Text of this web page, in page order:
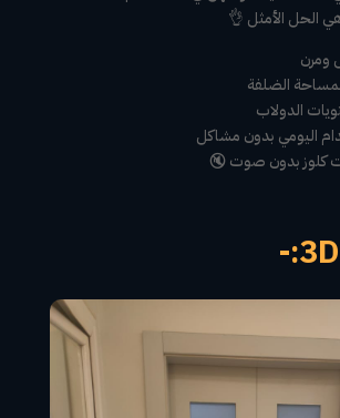
الحل الأمثل 👌
ومرن
الضلفة
الدولاب
اليومي بدون مشاكل
كلوز بدون صوت 🔇